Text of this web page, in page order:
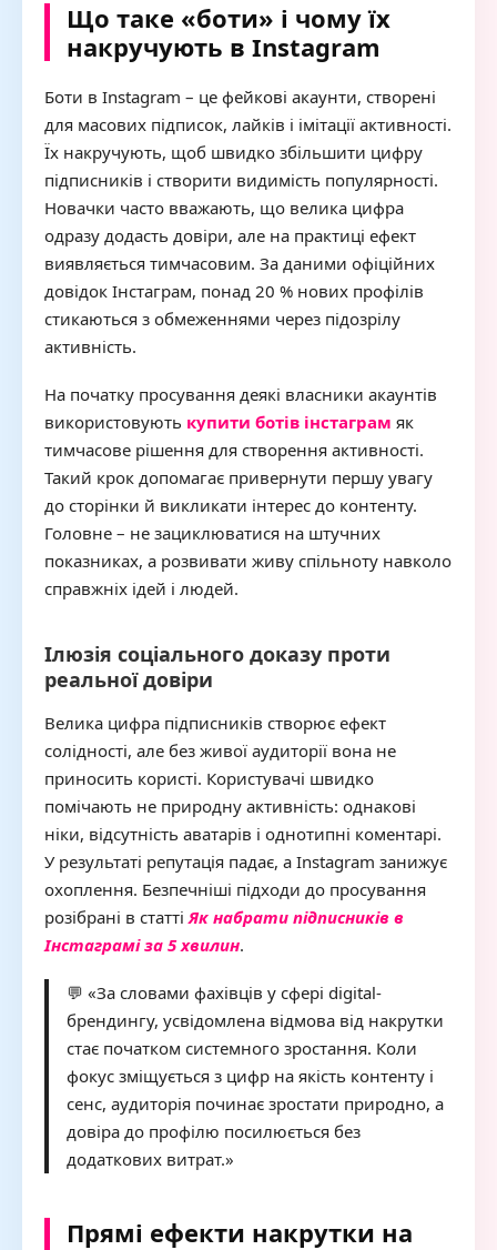
Що таке «боти» і чому їх
накручують в Instagram
Боти в Instagram – це фейкові акаунти, створені
для масових підписок, лайків і імітації активності.
Їх накручують, щоб швидко збільшити цифру
підписників і створити видимість популярності.
Новачки часто вважають, що велика цифра
одразу додасть довіри, але на практиці ефект
виявляється тимчасовим. За даними офіційних
довідок Інстаграм, понад 20 % нових профілів
стикаються з обмеженнями через підозрілу
активність.
На початку просування деякі власники акаунтів
використовують купити ботів інстаграм як
тимчасове рішення для створення активності.
Такий крок допомагає привернути першу увагу
до сторінки й викликати інтерес до контенту.
Головне – не зациклюватися на штучних
показниках, а розвивати живу спільноту навколо
справжніх ідей і людей.
Ілюзія соціального доказу проти
реальної довіри
Велика цифра підписників створює ефект
солідності, але без живої аудиторії вона не
приносить користі. Користувачі швидко
помічають не природну активність: однакові
ніки, відсутність аватарів і однотипні коментарі.
У результаті репутація падає, а Instagram занижує
охоплення. Безпечніші підходи до просування
розібрані в статтіЯк набрати підписників в
Інстаграмі за 5 хвилин.
💬 «За словами фахівців у сфері digital-
брендингу, усвідомлена відмова від накрутки
стає початком системного зростання. Коли
фокус зміщується з цифр на якість контенту і
сенс, аудиторія починає зростати природно, а
довіра до профілю посилюється без
додаткових витрат.»
Прямі ефекти накрутки на